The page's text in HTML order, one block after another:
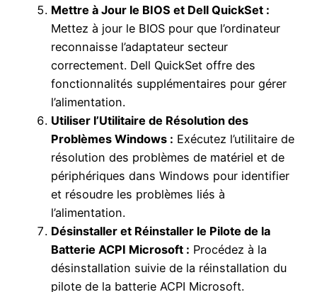
Mettre à Jour le BIOS et Dell QuickSet :
Mettez à jour le BIOS pour que l’ordinateur
reconnaisse l’adaptateur secteur
correctement. Dell QuickSet offre des
fonctionnalités supplémentaires pour gérer
l’alimentation.
Utiliser l’Utilitaire de Résolution des
Problèmes Windows : Exécutez l’utilitaire de
résolution des problèmes de matériel et de
périphériques dans Windows pour identifier
et résoudre les problèmes liés à
l’alimentation.
Désinstaller et Réinstaller le Pilote de la
Batterie ACPI Microsoft : Procédez à la
désinstallation suivie de la réinstallation du
pilote de la batterie ACPI Microsoft.